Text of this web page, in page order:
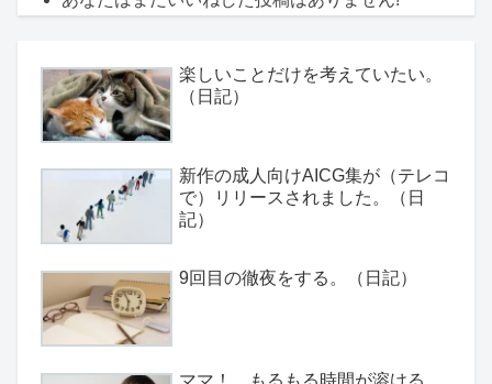
楽しいことだけを考えていたい。
（日記）
新作の成人向けAICG集が（テレコ
で）リリースされました。（日
記）
9回目の徹夜をする。（日記）
ママ！ もるもる時間が溶ける